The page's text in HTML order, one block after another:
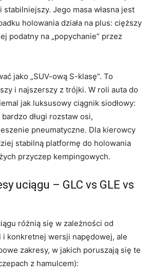
stabilniejszy. Jego masa własna jest
holowania działa na plus: cięższy
podatny na „popychanie” przez
jako „SUV-ową S-klasę”. To
i najszerszy z trójki. W roli auta do
jak luksusowy ciągnik siodłowy:
bardzo długi rozstaw osi,
pneumatyczne. Dla kierowcy
stabilną platformę do holowania
przyczep kempingowych.
uciągu – GLC vs GLE vs
różnią się w zależności od
i konkretnej wersji napędowej, ale
zakresy, w jakich poruszają się te
z hamulcem):